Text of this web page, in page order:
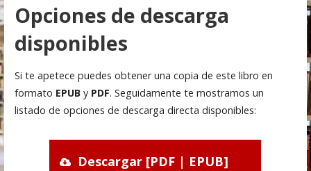
Opciones de descarga
disponibles
Si te apetece puedes obtener una copia de este libro en
formato EPUBy PDF. Seguidamente te mostramos un
listado de opciones de descarga directa disponibles:
Descargar [PDF | EPUB]